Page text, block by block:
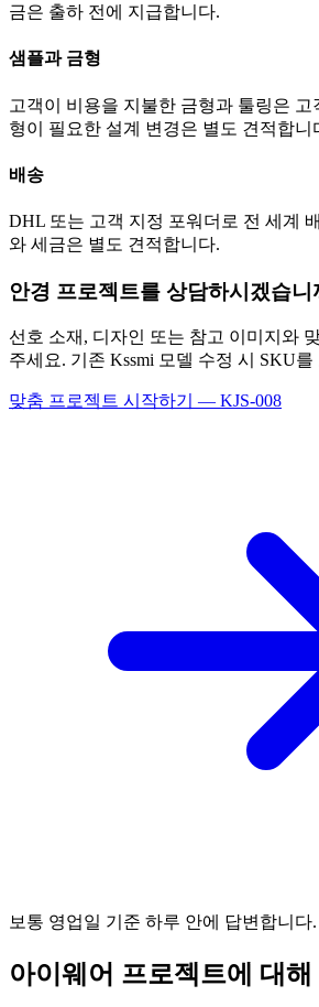
금은 출하 전에 지급합니다.
샘플과 금형
고객이 비용을 지불한 금형과 툴링은 고
형이 필요한 설계 변경은 별도 견적합니
배송
DHL 또는 고객 지정 포워더로 전 세계
와 세금은 별도 견적합니다.
안경 프로젝트를 상담하시겠습니
선호 소재, 디자인 또는 참고 이미지와
주세요. 기존 Kssmi 모델 수정 시 SKU를
맞춤 프로젝트 시작하기 — KJS-008
보통 영업일 기준 하루 안에 답변합니다.
아이웨어 프로젝트에 대